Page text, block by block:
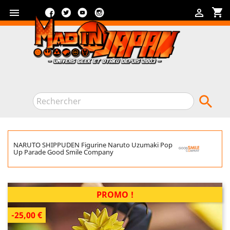
 shopping_cart

FacebookTwitterYouTube

NARUTO SHIPPUDEN Figurine Naruto Uzumaki Pop
Up Parade Good Smile Company
PROMO !
-25,00 €